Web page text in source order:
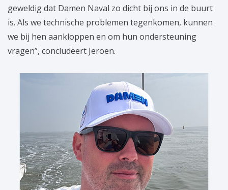
geweldig dat Damen Naval zo dicht bij ons in de buurt
is. Als we technische problemen tegenkomen, kunnen
we bij hen aankloppen en om hun ondersteuning
vragen”, concludeert Jeroen.